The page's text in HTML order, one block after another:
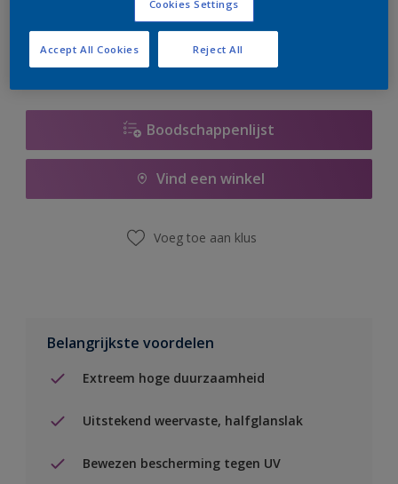
er hard aan om de voorraad aan te vullen.
Boodschappenlijst
Vind een winkel
Voeg toe aan klus
Belangrijkste voordelen
Extreem hoge duurzaamheid
Uitstekend weervaste, halfglanslak
Bewezen bescherming tegen UV
Cookies Settings
Reject All
Accept All Cookies